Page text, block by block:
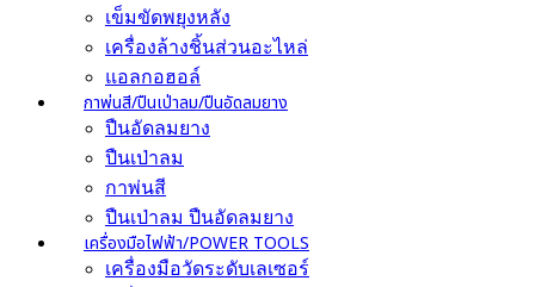
เข็มขัดพยุงหลัง
เครื่องล้างชิ้นส่วนอะไหล่
แอลกอฮอล์
กาพ่นสี/ปืนเป่าลม/ปืนอัดลมยาง
ปืนอัดลมยาง
ปืนเป่าลม
กาพ่นสี
ปืนเป่าลม ปืนอัดลมยาง
เครื่องมือไฟฟ้า/POWER TOOLS
เครื่องมือวัดระดับเลเซอร์